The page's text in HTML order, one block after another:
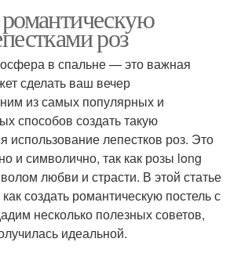
романтическую
роз
в спальне — это важная
сделать ваш вечер
из самых популярных и
способов создать такую
использование лепестков роз. Это
и символично, так как розы long
любви и страсти. В этой статье
создать романтическую постель с
несколько полезных советов,
идеальной.